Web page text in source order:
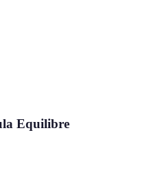
Equilibre